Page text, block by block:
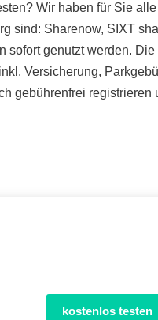
Wir haben für Sie
sind: Sharenow, SIXT
sofort genutzt werden.
Versicherung,
gebührenfrei registrieren
kostenlos testen